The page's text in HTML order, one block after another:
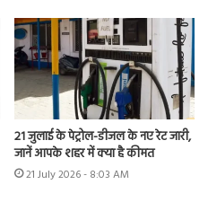
21 जुलाई के पेट्रोल-डीजल के नए रेट जारी,
जानें आपके शहर में क्या है कीमत
21 July 2026 - 8:03 AM